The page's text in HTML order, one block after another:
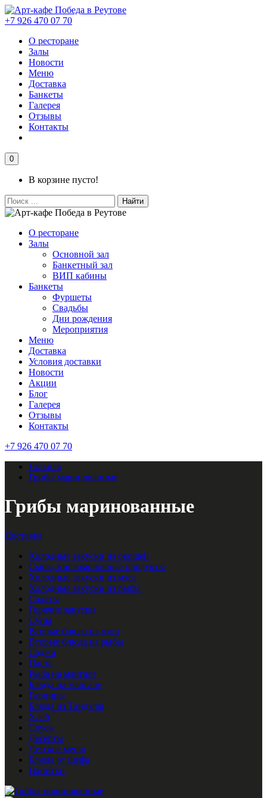
+7 926 470 07 70
О ресторане
Залы
Новости
Меню
Доставка
Банкеты
Галерея
Отзывы
Контакты
0
В корзине пусто!
Найти
О ресторане
Залы
Основной зал
Банкетный зал
ВИП кабины
Банкеты
Фуршеты
Свадьбы
Дни рождения
Мероприятия
Меню
Доставка
Условия доставки
Новости
Акции
Блог
Галерея
Отзывы
Контакты
+7 926 470 07 70
Главная
Грибы маринованные
Грибы маринованные
Доставка
Холодные закуски из овощей
Сыры, кисломолочные продукты
Холодные закуски из мяса
Холодные закуски из рыбы
Салаты
Горячие закуски
Супы
Вторые блюда из мяса
Вторые блюда из рыбы
Саджи
Паста
Рыба на мангале
Блюда на мангале
Гарниры
Блюда из Тандыра
Хлеб
Соусы
Десерты
Детское меню
Блюда от шефа
Напитки